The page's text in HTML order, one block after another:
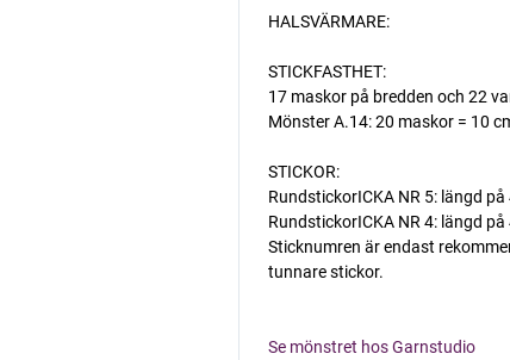
HALSVÄRMARE:
STICKFASTHET:
17 maskor på bredden och 22
Mönster A.14: 20 maskor = 10
STICKOR:
RundstickorICKA NR 5: längd
RundstickorICKA NR 4: längd på
Sticknumren är endast
tunnare stickor.
Se mönstret hos Garnstudio